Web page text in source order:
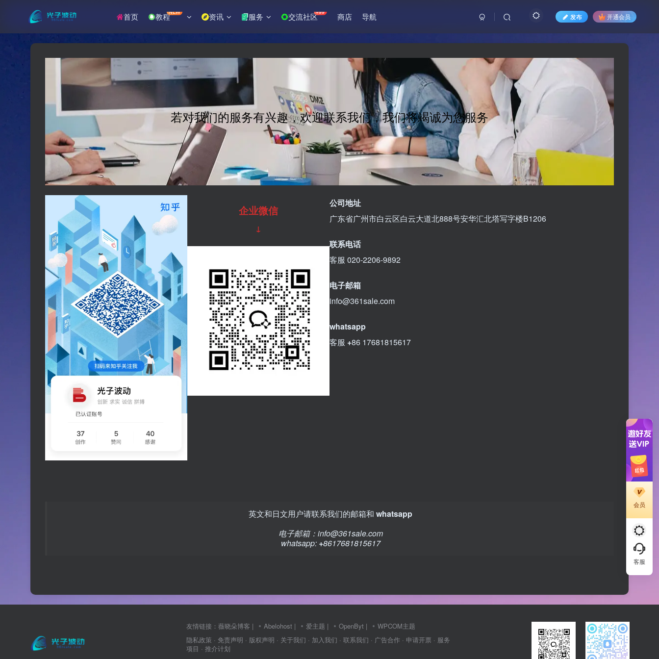
首页 教程NEW 资讯 服务 交流社区+99 商店 导航 发布 开通会员
若对我们的服务有兴趣，欢迎联系我们，我们将竭诚为您服务
企业微信
↓
公司地址
广东省广州市白云区白云大道北888号安华汇北塔写字楼B1206
联系电话
客服 020-2206-9892
电子邮箱
info@361sale.com
whatsapp
客服 +86 17681815617
英文和日文用户请联系我们的邮箱和 whatsapp
电子邮箱： info@361sale.com
whatsapp: +8617681815617
友情链接： 薇晓朵博客 | Abelohost | 爱主题 | OpenByt |
WPCOM主题
隐私政策 · 免责声明 · 版权声明 · 关于我们 · 加入我们 · 联系我们 · 广告合作 · 申请开票 · 服务
项目 · 推介计划
会员
客服